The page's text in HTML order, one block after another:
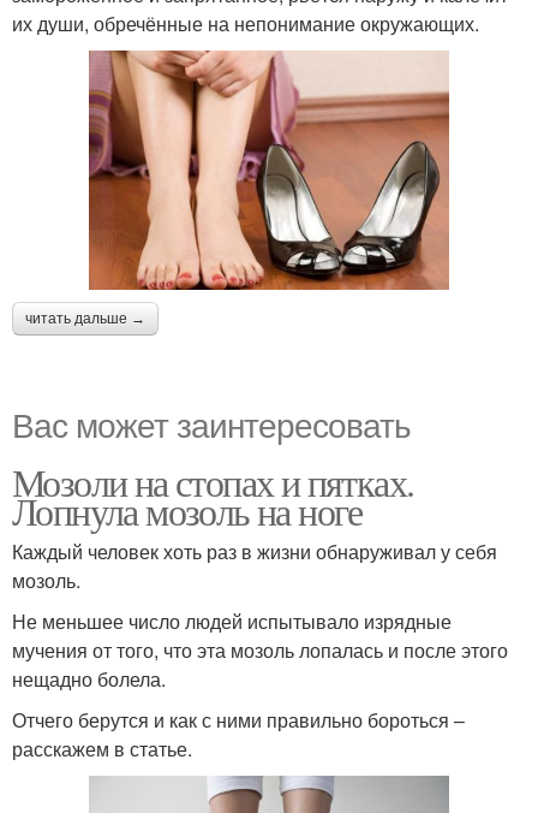
их души, обречённые на непонимание окружающих.
читать дальше →
Вас может заинтересовать
Мозоли на стопах и пятках.
Лопнула мозоль на ноге
Каждый человек хоть раз в жизни обнаруживал у себя
мозоль.
Не меньшее число людей испытывало изрядные
мучения от того, что эта мозоль лопалась и после этого
нещадно болела.
Отчего берутся и как с ними правильно бороться –
расскажем в статье.